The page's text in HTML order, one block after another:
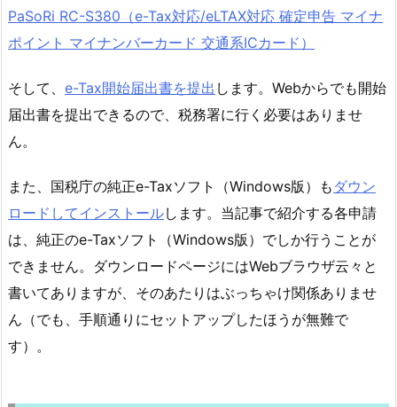
PaSoRi RC-S380（e-Tax対応/eLTAX対応 確定申告 マイナ
ポイント マイナンバーカード 交通系ICカード）
そして、 e-Tax開始届出書を提出 します。Webからでも開始
届出書を提出できるので、税務署に行く必要はありませ
ん。
また、国税庁の純正e-Taxソフト（Windows版）も ダウン
ロードしてインストールします。当記事で紹介する各申請
は、純正のe-Taxソフト（Windows版）でしか行うことが
できません。ダウンロードページにはWebブラウザ云々と
書いてありますが、そのあたりはぶっちゃけ関係ありませ
ん（でも、手順通りにセットアップしたほうが無難で
す）。